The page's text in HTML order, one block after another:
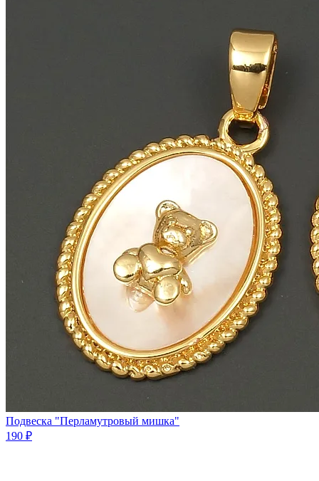
Подвеска "Перламутровый мишка"
190 ₽